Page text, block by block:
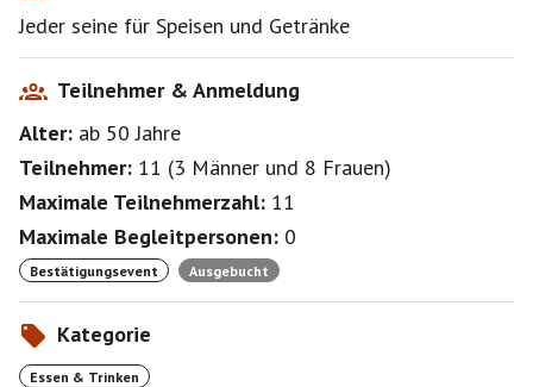
Jeder seine für Speisen und Getränke
Teilnehmer & Anmeldung
Alter: ab 50Jahre
Teilnehmer: 11 (3 Männer und 8 Frauen)
Maximale Teilnehmerzahl: 11
Maximale Begleitpersonen: 0
Bestätigungsevent Ausgebucht
Kategorie
Essen & Trinken